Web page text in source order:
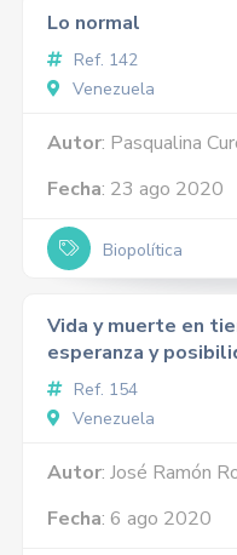
Lo normal
Ref. 142
Venezuela
Autor: Pasqualina
Fecha: 23 ago 2020
Biopolítica
Vida y muerte en
esperanza y
Ref. 154
Venezuela
Autor: José Ramón
Fecha: 6 ago 2020